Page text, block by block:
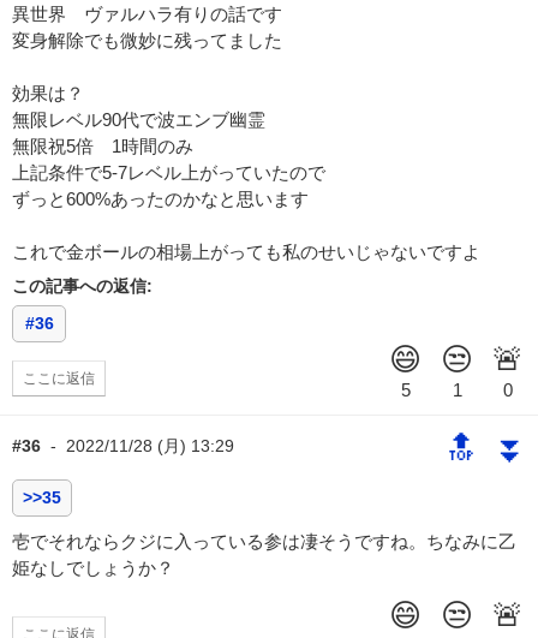
異世界 ヴァルハラ有りの話です
変身解除でも微妙に残ってました
効果は？
無限レベル90代で波エンブ幽霊
無限祝5倍 1時間のみ
上記条件で5-7レベル上がっていたので
ずっと600%あったのかなと思います
これで金ボールの相場上がっても私のせいじゃないですよ
この記事への返信:
#36
ここに返信
#36 - 2022/11/28 (月) 13:29 🔝 ⏬
>>35
壱でそれならクジに入っている参は凄そうですね。ちなみに乙
姫なしでしょうか？
ここに返信